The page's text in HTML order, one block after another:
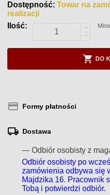
Dostępność: Towar na
realizacji
Ilość:
+
−
DO
Formy płatności
Dostawa
— Odbiór osobisty z
Odbiór osobisty po
zamówienia odbywa się
Majdzika 16. Pracownik
Tobą i potwierdzi odbiór.